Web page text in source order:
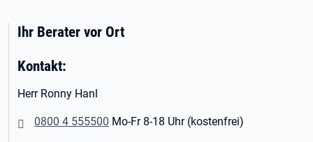
Ihr Berater vor Ort
Kontakt:
Herr Ronny Hanl
0800 4 555500 Mo-Fr 8-18 Uhr (kostenfrei)